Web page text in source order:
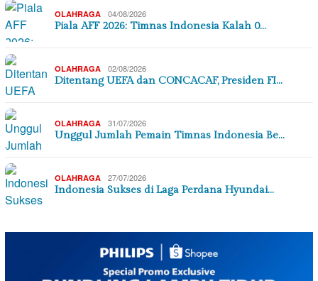
OLAHRAGA 04/08/2026
Piala AFF 2026: Timnas Indonesia Kalah 0…
OLAHRAGA 02/08/2026
Ditentang UEFA dan CONCACAF, Presiden FI…
OLAHRAGA 31/07/2026
Unggul Jumlah Pemain Timnas Indonesia Be…
OLAHRAGA 27/07/2026
Indonesia Sukses di Laga Perdana Hyundai…